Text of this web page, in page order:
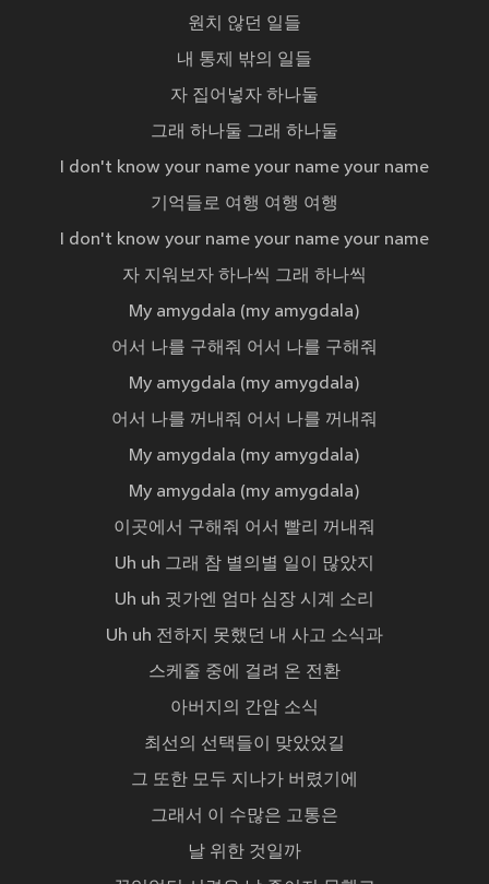
원치 않던 일들
내 통제 밖의 일들
자 집어넣자 하나둘
그래 하나둘 그래 하나둘
I don't know your name your name your name
기억들로 여행 여행 여행
I don't know your name your name your name
자 지워보자 하나씩 그래 하나씩
My amygdala (my amygdala)
어서 나를 구해줘 어서 나를 구해줘
My amygdala (my amygdala)
어서 나를 꺼내줘 어서 나를 꺼내줘
My amygdala (my amygdala)
My amygdala (my amygdala)
이곳에서 구해줘 어서 빨리 꺼내줘
Uh uh 그래 참 별의별 일이 많았지
Uh uh 귓가엔 엄마 심장 시계 소리
Uh uh 전하지 못했던 내 사고 소식과
스케줄 중에 걸려 온 전환
아버지의 간암 소식
최선의 선택들이 맞았었길
그 또한 모두 지나가 버렸기에
그래서 이 수많은 고통은
날 위한 것일까